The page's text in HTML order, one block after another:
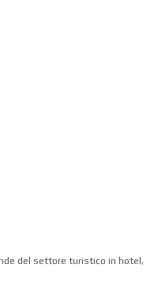
del settore turistico in hotel,